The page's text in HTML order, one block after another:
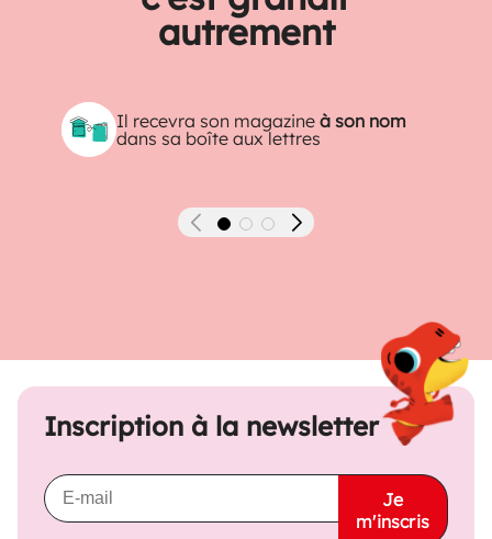
autrement
Il recevra son magazineà son nom
dans sa boîte aux lettres
Précédent Suivant
Inscription à la newsletter
Je
m'inscris